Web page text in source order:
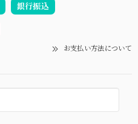
銀行振込
お支払い方法について